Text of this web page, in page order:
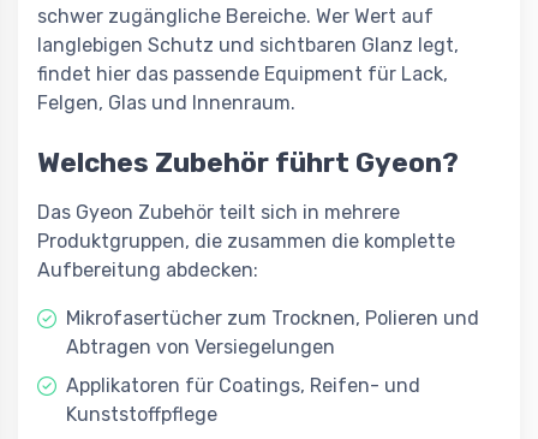
schwer zugängliche Bereiche. Wer Wert auf
langlebigen Schutz und sichtbaren Glanz legt,
findet hier das passende Equipment für Lack,
Felgen, Glas und Innenraum.
Welches Zubehör führt Gyeon?
Das Gyeon Zubehör teilt sich in mehrere
Produktgruppen, die zusammen die komplette
Aufbereitung abdecken:
Mikrofasertücher zum Trocknen, Polieren und
Abtragen von Versiegelungen
Applikatoren für Coatings, Reifen- und
Kunststoffpflege